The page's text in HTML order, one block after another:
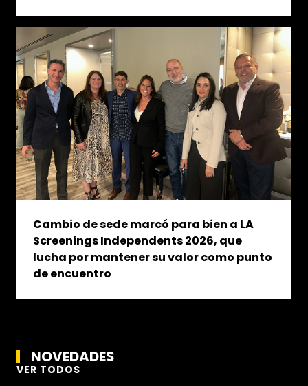
Cambio de sede marcó para bien a LA
Screenings Independents 2026, que
lucha por mantener su valor como punto
de encuentro
NOVEDADES
VER TODOS